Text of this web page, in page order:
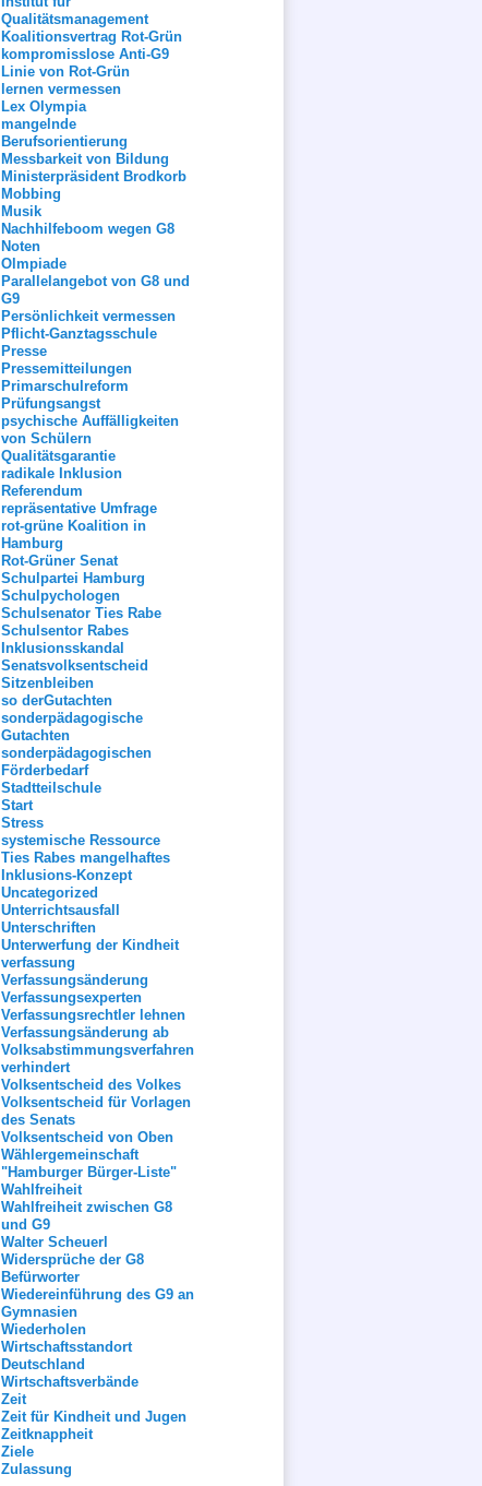
Qualitätsmanagement
Koalitionsvertrag Rot-Grün
kompromisslose Anti-G9
Linie von Rot-Grün
lernen vermessen
Lex Olympia
mangelnde
Berufsorientierung
Messbarkeit von Bildung
Ministerpräsident Brodkorb
Mobbing
Musik
Nachhilfeboom wegen G8
Noten
Olmpiade
Parallelangebot von G8 und
G9
Persönlichkeit vermessen
Pflicht-Ganztagsschule
Presse
Pressemitteilungen
Primarschulreform
Prüfungsangst
psychische Auffälligkeiten
von Schülern
Qualitätsgarantie
radikale Inklusion
Referendum
repräsentative Umfrage
rot-grüne Koalition in
Hamburg
Rot-Grüner Senat
Schulpartei Hamburg
Schulpychologen
Schulsenator Ties Rabe
Schulsentor Rabes
Inklusionsskandal
Senatsvolksentscheid
Sitzenbleiben
so derGutachten
sonderpädagogische
Gutachten
sonderpädagogischen
Förderbedarf
Stadtteilschule
Start
Stress
systemische Ressource
Ties Rabes mangelhaftes
Inklusions-Konzept
Uncategorized
Unterrichtsausfall
Unterschriften
Unterwerfung der Kindheit
verfassung
Verfassungsänderung
Verfassungsexperten
Verfassungsrechtler lehnen
Verfassungsänderung ab
Volksabstimmungsverfahren
verhindert
Volksentscheid des Volkes
Volksentscheid für Vorlagen
des Senats
Volksentscheid von Oben
Wählergemeinschaft
"Hamburger Bürger-Liste"
Wahlfreiheit
Wahlfreiheit zwischen G8
und G9
Walter Scheuerl
Widersprüche der G8
Befürworter
Wiedereinführung des G9 an
Gymnasien
Wiederholen
Wirtschaftsstandort
Deutschland
Wirtschaftsverbände
Zeit
Zeit für Kindheit und Jugen
Zeitknappheit
Ziele
Zulassung